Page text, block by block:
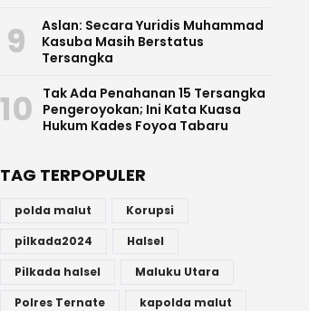
9
Aslan: Secara Yuridis Muhammad
Kasuba Masih Berstatus
Tersangka
10
Tak Ada Penahanan 15 Tersangka
Pengeroyokan; Ini Kata Kuasa
Hukum Kades Foyoa Tabaru
TAG TERPOPULER
polda malut
Korupsi
pilkada2024
Halsel
Pilkada halsel
Maluku Utara
Polres Ternate
kapolda malut